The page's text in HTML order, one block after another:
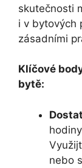
skutečnosti
i v bytových
zásadními
Klíčové
bytě:
nebo